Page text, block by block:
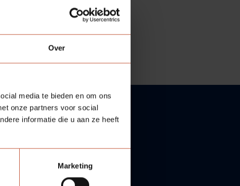
Over
media te bieden en om ons
onze partners voor social
informatie die u aan ze heeft
Marketing